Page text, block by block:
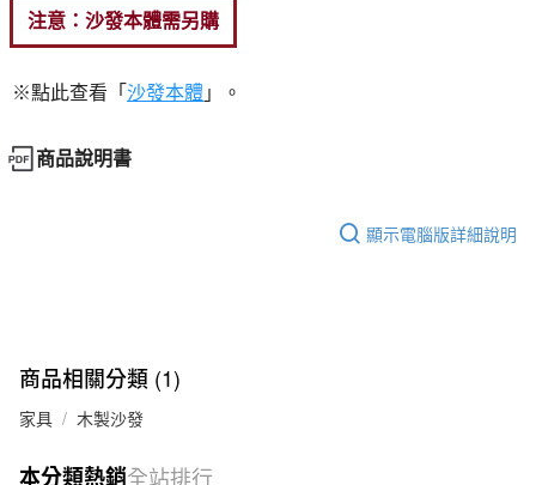
注意：沙發本體需另購
※點此查看 「沙發本體 」。
商品說明書
顯示電腦版詳細說明
商品相關分類 (1)
家具 木製沙發
本分類熱銷全站排行